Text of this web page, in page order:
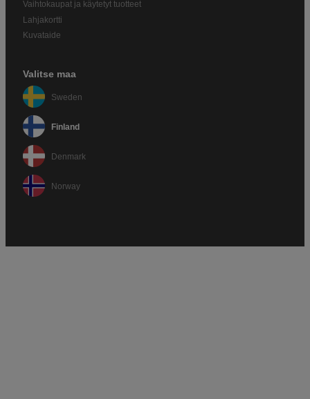
Vaihtokaupat ja käytetyt tuotteet
Lahjakortti
Kuvataide
Valitse maa
Sweden
Finland
Denmark
Norway